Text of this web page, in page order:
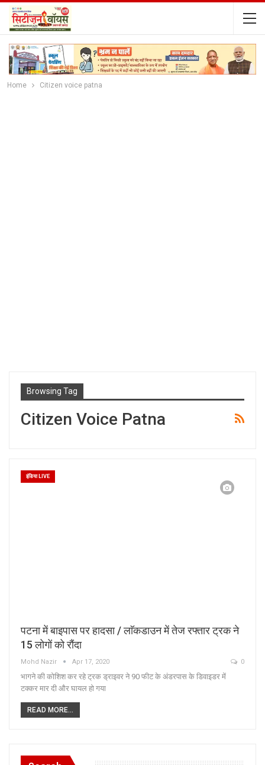
Home Citizen voice patna
Browsing Tag
Citizen Voice Patna
इंडिया LIVE
पटना में बाइपास पर हादसा / लाॅकडाउन में तेज रफ्तार ट्रक ने
15 लोगों को रौंदा
Mohd Nazir Apr 17, 2020 0
भागने की कोशिश कर रहे ट्रक ड्राइवर ने 90 फीट के अंडरपास के डिवाइडर में
टक्कर मार दी और घायल हो गया
READ MORE...